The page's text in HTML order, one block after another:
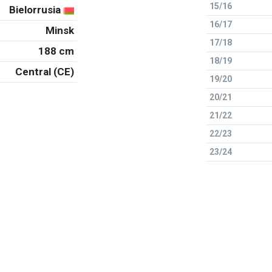
Bielorrusia
Minsk
188 cm
Central (CE)
15/16
16/17
17/18
18/19
19/20
20/21
21/22
22/23
23/24